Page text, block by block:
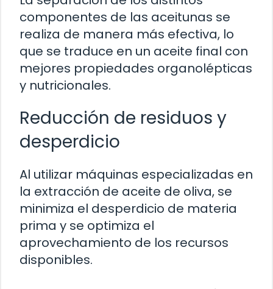
componentes de las aceitunas se
realiza de manera más efectiva, lo
que se traduce en un aceite final con
mejores propiedades organolépticas
y nutricionales.
Reducción de residuos y
desperdicio
Al utilizar máquinas especializadas en
la extracción de aceite de oliva, se
minimiza el desperdicio de materia
prima y se optimiza el
aprovechamiento de los recursos
disponibles.